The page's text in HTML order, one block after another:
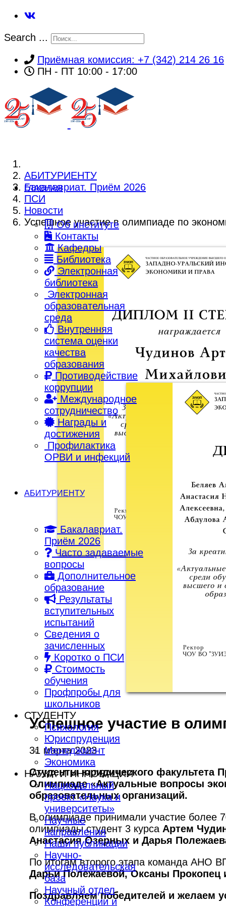
Search ...
Приёмная комиссия: +7 (342) 214 26 16
ПН - ПТ 10:00 - 17:00
ГЛАВНАЯ
Об институте
Контакты
Кафедры
Библиотека
Электронная
библиотека
Электронная
образовательная
среда
Внутренняя
система оценки
качества
образования
Противодействие
коррупции
Международное
сотрудничество
Награды и
достижения
Профилактика
ОРВИ и инфекций
АБИТУРИЕНТУ
Бакалавриат.
Приём 2026
Часто задаваемые
вопросы
Дополнительное
образование
Результаты
вступительных
испытаний
Сведения о
зачисленных
Коротко о ПСИ
Стоимость
обучения
Профпробы для
школьников
СТУДЕНТУ
Психология
Юриспруденция
Менеджмент
Экономика
НАУКА И ИННОВАЦИИ
Национальный
проект «Наука и
университеты»
Научные
направления
Наши публикации
Научно-
исследовательская
база
Научный отдел
Конференции и
АБИТУРИЕНТУ
Бакалавриат. Приём 2026
ПСИ
Новости
Успешное участие в олимпиаде по
Успешное участие в
31 марта 2023
Студенты юридического факультета
Олимпиаде «Актуальные вопросы
образовательных организаций.
В олимпиаде принимали участие более
олимпиады студент 3 курса Артем
Анастасия Озерных и Дарья
По итогам второго этапа команда АНО
Дарьи Полежаевой, Оксаны Прокопец
Поздравляем победителей и желаем